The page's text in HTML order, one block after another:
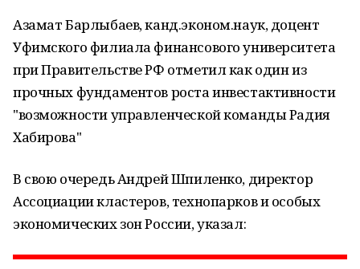
Азамат Барлыбаев, канд.эконом.наук, доцент
Уфимского филиала финансового университета
при Правительстве РФ отметил как один из
прочных фундаментов роста инвестактивности
"возможности управленческой команды Радия
Хабирова"
В свою очередь Андрей Шпиленко, директор
Ассоциации кластеров, технопарков и особых
экономических зон России, указал: